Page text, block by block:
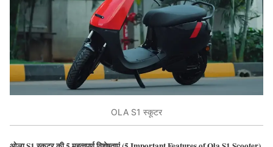
OLA S1 स्कूटर